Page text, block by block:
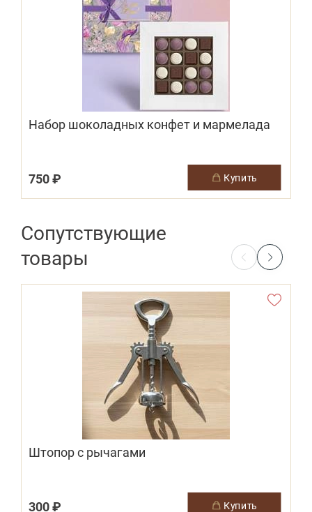
Набор шоколадных конфет и мармелада
750 ₽ купить
Сопутствующие
товары
Штопор с рычагами
300 ₽ купить